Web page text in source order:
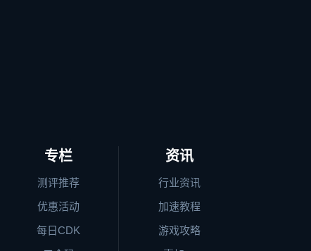
专栏
测评推荐
优惠活动
每日CDK
资讯
行业资讯
加速教程
游戏攻略